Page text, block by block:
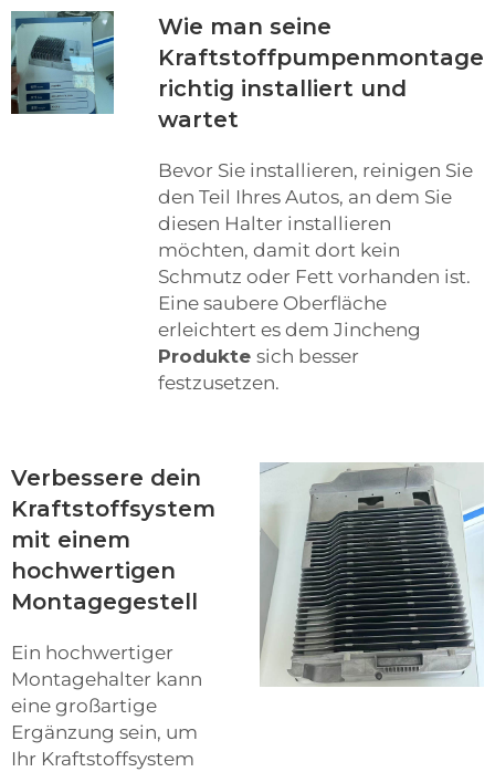
Wie man seine
Kraftstoffpumpenmontage
richtig installiert und
wartet
Bevor Sie installieren, reinigen Sie
den Teil Ihres Autos, an dem Sie
diesen Halter installieren
möchten, damit dort kein
Schmutz oder Fett vorhanden ist.
Eine saubere Oberfläche
erleichtert es dem Jincheng
Produkte sich besser
festzusetzen.
Verbessere dein
Kraftstoffsystem
mit einem
hochwertigen
Montagegestell
Ein hochwertiger
Montagehalter kann
eine großartige
Ergänzung sein, um
Ihr Kraftstoffsystem